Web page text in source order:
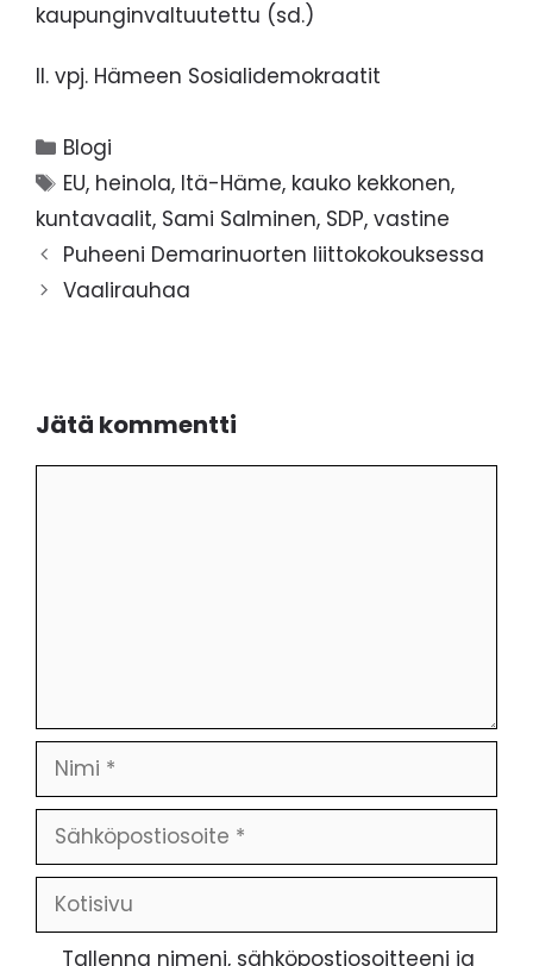
kaupunginvaltuutettu (sd.)
II. vpj. Hämeen Sosialidemokraatit
Kategoriat
Blogi
Avainsanat
EU, heinola, Itä-Häme, kauko kekkonen,
kuntavaalit, Sami Salminen, SDP, vastine
Puheeni Demarinuorten liittokokouksessa
Vaalirauhaa
Jätä kommentti
Nimi
Sähköpostiosoite
Kotisivu
Tallenna nimeni, sähköpostiosoitteeni ja